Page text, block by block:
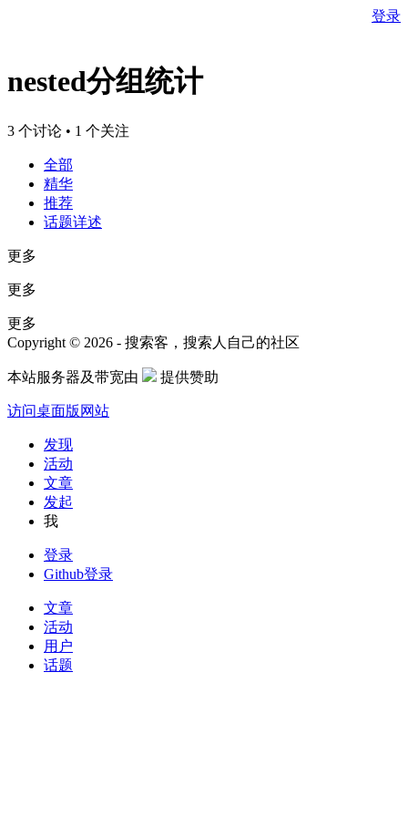
登录
nested分组统计
3 个讨论 • 1 个关注
全部
精华
推荐
话题详述
更多
更多
更多
Copyright © 2026 - 搜索客，搜索人自己的社区
本站服务器及带宽由 提供赞助
访问桌面版网站
发现
活动
文章
发起
我
登录
Github登录
文章
活动
用户
话题